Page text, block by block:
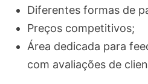
Diferentes formas de
Preços competitivos;
Área dedicada para
com avaliações de